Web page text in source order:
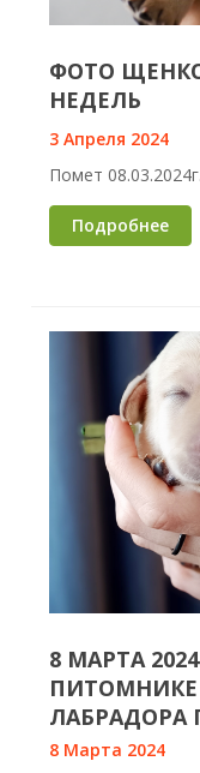
ФОТО
НЕДЕЛЬ
3 Апреля 2024
Помет
Подробнее
8 МАРТА
ЛАБРАДОРА
8 Марта 2024